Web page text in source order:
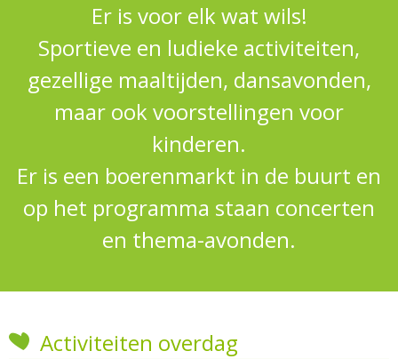
Er is voor elk wat wils!
Sportieve en ludieke activiteiten,
gezellige maaltijden, dansavonden,
maar ook voorstellingen voor
kinderen.
Er is een boerenmarkt in de buurt en
op het programma staan concerten
en thema-avonden.
Activiteiten overdag